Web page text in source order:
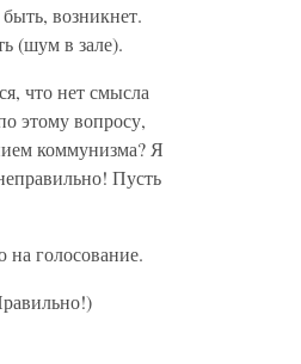
возникнет.
(шум в зале).
что нет смысла
этому вопросу,
коммунизма? Я
Пусть
на голосование.